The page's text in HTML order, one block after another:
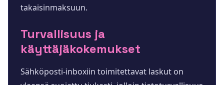
takaisinmaksuun.
Turvallisuus ja
käyttäjäkokemukset
Sähköposti-inboxiin toimitettavat laskut on